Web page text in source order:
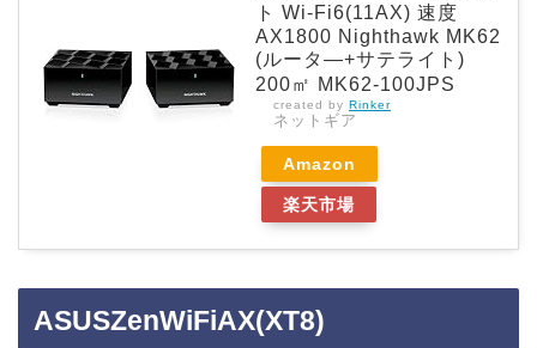
ト Wi-Fi6(11AX) 速度
AX1800 Nighthawk MK62
(ルータ―+サテライト)
200㎡ MK62-100JPS
created by Rinker
ネットギア
Amazon
楽天市場
ASUSZenWiFiAX(XT8)